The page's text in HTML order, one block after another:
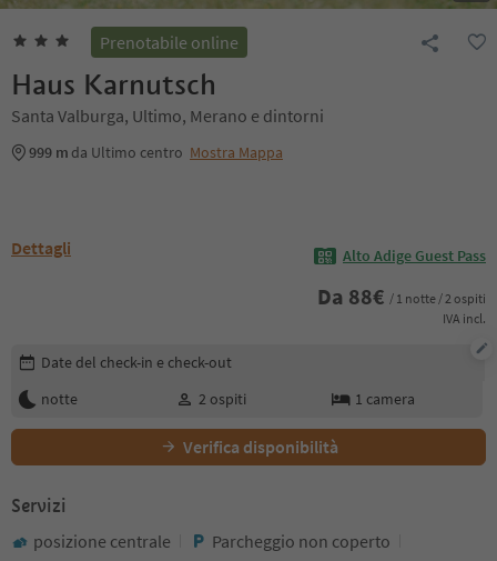
Prenotabile online
Haus Karnutsch
Santa Valburga, Ultimo, Merano e dintorni
999 m da Ultimo centro Mostra Mappa
Dettagli Alto Adige Guest Pass
Da 88€ / 1 notte / 2 ospiti
IVA incl.
Modifica i dettagli della prenotazione
Date del check-in e check-out
notte
2 ospiti 1 camera
Verifica disponibilità
Servizi
posizione centrale
Parcheggio non coperto